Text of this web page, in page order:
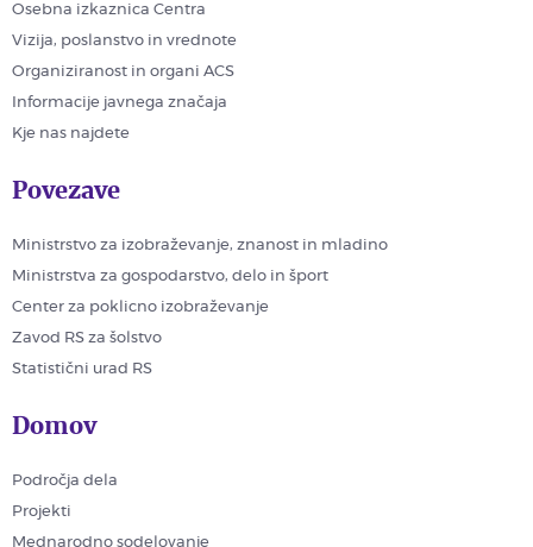
Osebna izkaznica Centra
Vizija, poslanstvo in vrednote
Organiziranost in organi ACS
Informacije javnega značaja
Kje nas najdete
Povezave
Ministrstvo za izobraževanje, znanost in mladino
Ministrstva za gospodarstvo, delo in šport
Center za poklicno izobraževanje
Zavod RS za šolstvo
Statistični urad RS
Domov
Področja dela
Projekti
Mednarodno sodelovanje